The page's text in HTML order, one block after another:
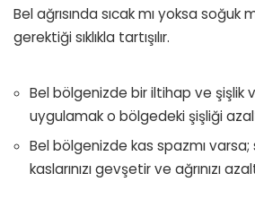
Bel ağrısında sıcak mı yoksa soğuk
gerektiği sıklıkla tartışılır.
Bel bölgenizde bir iltihap ve şişlik
uygulamak o bölgedeki şişliği
Bel bölgenizde kas spazmı varsa;
kaslarınızı gevşetir ve ağrınızı